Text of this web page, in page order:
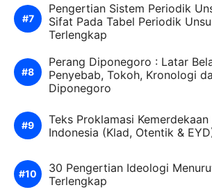
Pengertian Sistem Periodik
Sifat Pada Tabel Periodik
Terlengkap
Perang Diponegoro : Latar
Penyebab, Tokoh, Kronologi
Diponegoro
Teks Proklamasi Kemerdekaan
Indonesia (Klad, Otentik &
30 Pengertian Ideologi
Terlengkap